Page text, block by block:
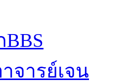
BBS
จารย์เจน